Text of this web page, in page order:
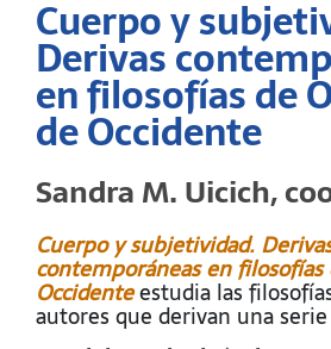
Cuerpo y
Derivas
en filosofías de
de Occidente
Sandra M. Uicich,
Cuerpo y subjetividad.
contemporáneas en
Occidenteestudia las
autores que derivan una
constitución subjetiva y los